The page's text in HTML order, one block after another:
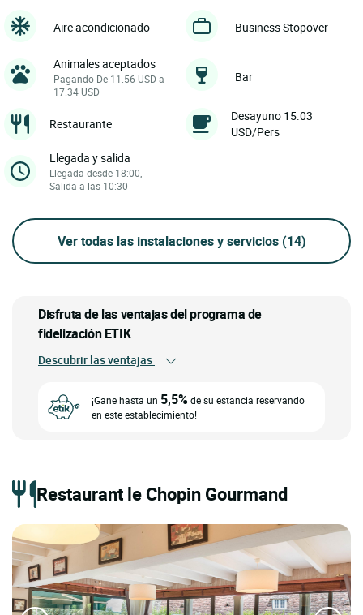
Aire acondicionado Business Stopover
Animales aceptados
Pagando De 11.56 USD a
17.34 USD
Bar
Restaurante
Desayuno 15.03
USD/Pers
Llegada y salida
Llegada desde 18:00,
Salida a las 10:30
Ver todas las instalaciones y servicios (14)
Disfruta de las ventajas del programa de
fidelización ETIK
Descubrir las ventajas
¡Gane hasta un 5,5%de su estancia reservando
en este establecimiento!
Restaurant le Chopin Gourmand